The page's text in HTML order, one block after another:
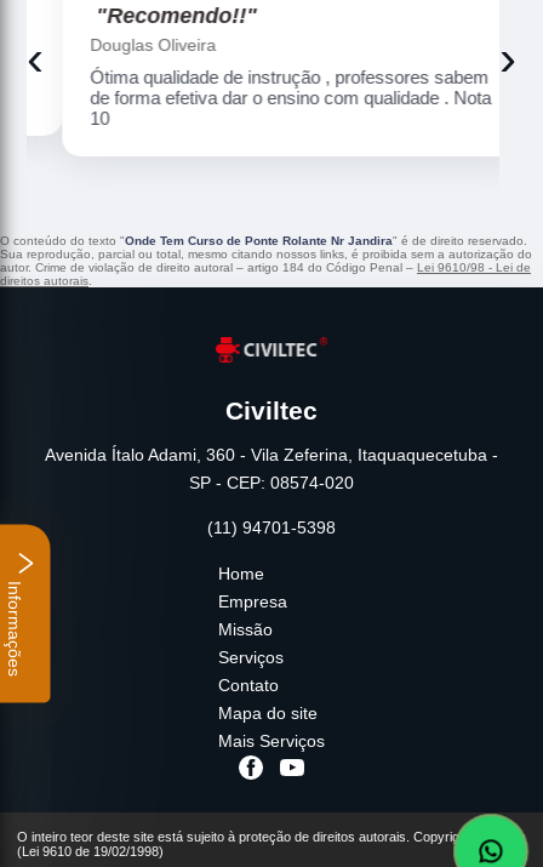
"Recomendo!!"
Douglas Oliveira
Ótima qualidade de instrução , professores sabem
de forma efetiva dar o ensino com qualidade . Nota
‹ ›
O conteúdo do texto "Onde Tem Curso de Ponte Rolante Nr Jandira" é de direito reservado.
Sua reprodução, parcial ou total, mesmo citando nossos links, é proibida sem a autorização do
autor. Crime de violação de direito autoral – artigo 184 do Código Penal – Lei 9610/98 - Lei de
direitos autorais.
Civiltec
Avenida Ítalo Adami, 360 - Vila Zeferina, Itaquaquecetuba -
SP - CEP: 08574-020
(11) 94701-5398
Home
Empresa
Missão
Serviços
Contato
Mapa do site
Mais Serviços
O inteiro teor deste site está sujeito à proteção de direitos autorais. Copyright© Civiltec
(Lei 9610 de 19/02/1998)
Informações